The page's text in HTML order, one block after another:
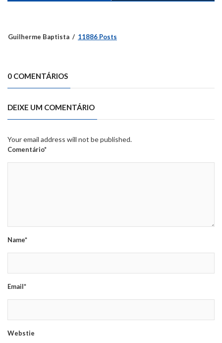
Guilherme Baptista 11886 Posts
0 COMENTÁRIOS
DEIXE UM COMENTÁRIO
Your email address will not be published.
Comentário*
Name*
Email*
Webstie